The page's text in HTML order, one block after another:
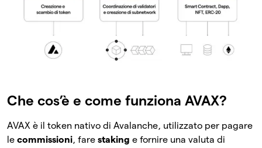
Che cos’è e come funziona AVAX?
AVAX è il token nativo di Avalanche, utilizzato per pagare
le commissioni, fare staking e fornire una valuta di